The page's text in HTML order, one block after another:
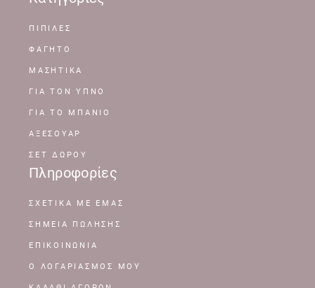
ΠΙΠΙΛΕΣ
ΦΑΓΗΤΟ
ΜΑΣΗΤΙΚΑ
ΓΙΑ ΤΟΝ ΥΠΝΟ
ΓΙΑ ΤΟ ΜΠΑΝΙΟ
ΑΞΕΣΟΥΑΡ
ΣΕΤ ΔΩΡΟΥ
Πληροφορίες
ΣΧΕΤΙΚΆ ΜΕ ΕΜΆΣ
ΣΗΜΕΊΑ ΠΏΛΗΣΗΣ
ΕΠΙΚΟΙΝΩΝΊΑ
Ο ΛΟΓΑΡΙΑΣΜΌΣ ΜΟΥ